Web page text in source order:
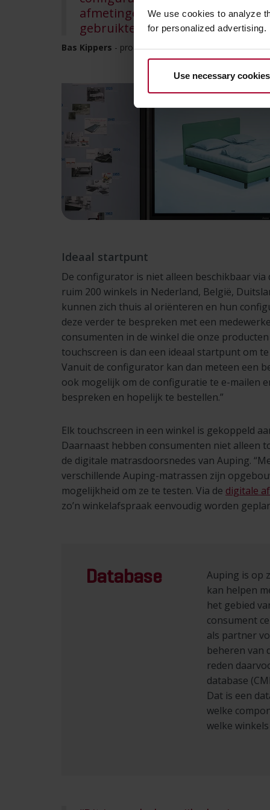
We use cookies to analyze
for personalized advertising.
Use necessary
afmetingen en de kleuren die
gebruikte materialen, stoffen en
Bas Kippers - product owner digital business bij
Ideaal startpunt
De configurator is niet alleen beschikbaar via
ruim 200 winkels in Nederland, België,
kunnen zich thuis al oriënteren en hun
deze verder te bespreken met een
consumenten in de winkel die onze
touchscreen is dan een ideaal startpunt om
Vanuit de configurator kan dan meteen een
ook mogelijk om de configuratie te e-mailen
bespreken en hopelijk te bestellen.”
Elk touchscreen in een winkel is gekoppeld
Daarnaast hebben consumenten niet
de digitale matrasdoorsnedes van Auping.
verschillende Auping-matrassen zijn
mogelijkheid om ze te testen. Via de digitale
zo’n winkelafspraak eenvoudig worden
Database
Auping is op
kan helpen
het gebied
consument
als partner
beheren van
reden
database
Dat is een
welke
welke